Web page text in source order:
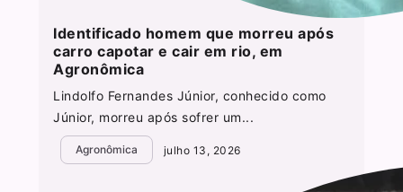
Identificado homem que morreu após
carro capotar e cair em rio, em
Agronômica
Lindolfo Fernandes Júnior, conhecido como
Júnior, morreu após sofrer um...
Agronômica julho 13, 2026